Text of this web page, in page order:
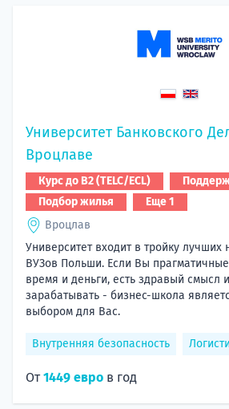
Университет Банковского
Вроцлаве
Курс до B2 (TELC/ECL)
Подбор жилья
Еще 1
Вроцлав
Университет входит в тройку лучших
ВУЗов Польши. Если Вы
время и деньги, есть здравый смысл
зарабатывать - бизнес-школа
выбором для Вас.
Внутренняя безопасность
От1449 евро в год